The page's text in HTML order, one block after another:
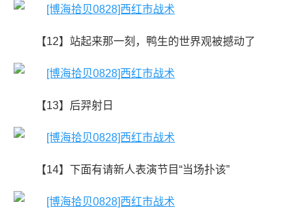
【12】站起来那一刻，鸭生的世界观被撼动了
【13】后羿射日
【14】下面有请新人表演节目“当场扑该”